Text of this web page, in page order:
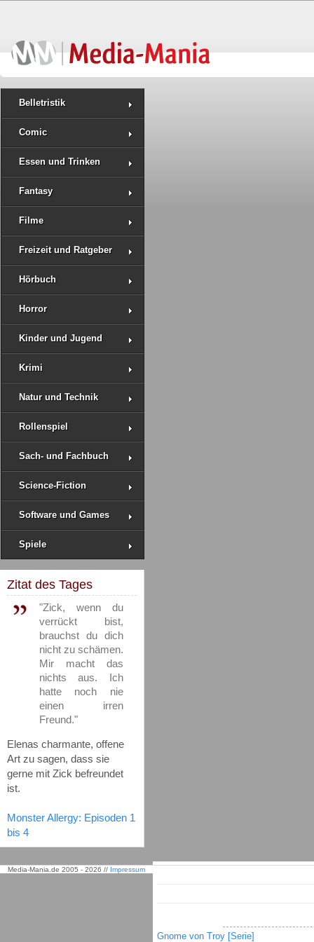
Belletristik
Comic
Essen und Trinken
Fantasy
Filme
Freizeit und Ratgeber
Hörbuch
Horror
Kinder und Jugend
Krimi
Natur und Technik
Rollenspiel
Sach- und Fachbuch
Science-Fiction
Software und Games
Spiele
Zitat des Tages
"Zick, wenn du
verrückt bist,
brauchst du dich
nicht zu schämen.
Mir macht das
nichts aus. Ich
hatte noch nie
einen irren
Freund."
Elenas charmante, offene
Art zu sagen, dass sie
gerne mit Zick befreundet
ist.
Monster Allergy: Episoden 1
bis 4
Gnome von Troy [Serie]
Media-Mania.de 2005 - 2026 // Impressum